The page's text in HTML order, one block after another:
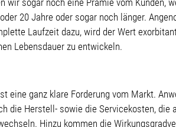
20 Jahre oder sogar noch länger.
Laufzeit dazu, wird der Wert
Lebensdauer zu entwickeln.
eine ganz klare Forderung vom Markt.
die Herstell- sowie die Servicekosten, die
Hinzu kommen die